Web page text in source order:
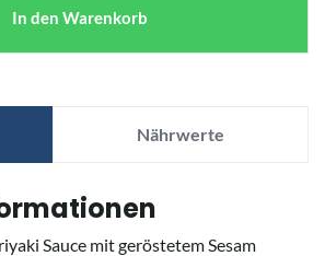
In den Warenkorb
Nährwerte
Sauce mit geröstetem Sesam